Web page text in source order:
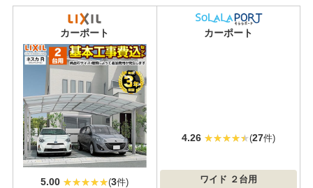
カーポート
5.00 (3件)
カーポート
4.26 (27